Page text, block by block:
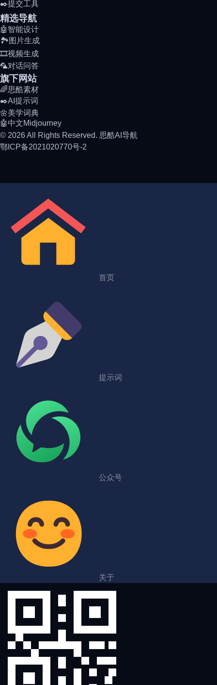
✒️提交工具
精选导航
🤖智能设计
🏞️图片生成
🎞️视频生成
🦜对话问答
旗下网站
🌈思酷素材
✒️AI提示词
🌼美学词典
🤖中文Midjourney
© 2026 All Rights Reserved. 思酷AI导航
鄂ICP备2021020770号-2
首页
提示词
公众号
关于